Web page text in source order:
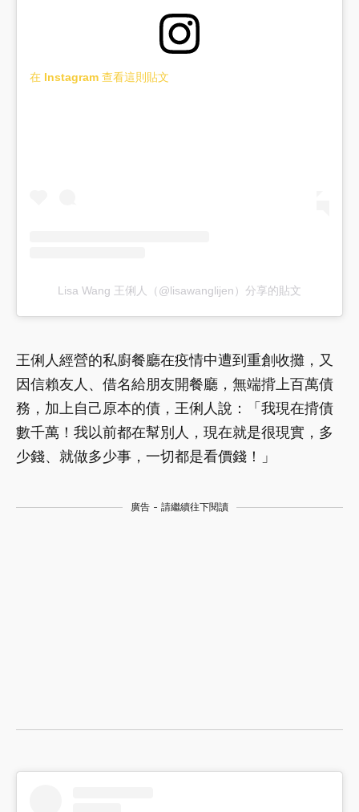
在 Instagram 查看這則貼文
Lisa Wang 王俐人（@lisawanglijen）分享的貼文
王俐人經營的私廚餐廳在疫情中遭到重創收攤，又
因信賴友人、借名給朋友開餐廳，無端揹上百萬債
務，加上自己原本的債，王俐人說：「我現在揹債
數千萬！我以前都在幫別人，現在就是很現實，多
少錢、就做多少事，一切都是看價錢！」
廣告 - 請繼續往下閱讀